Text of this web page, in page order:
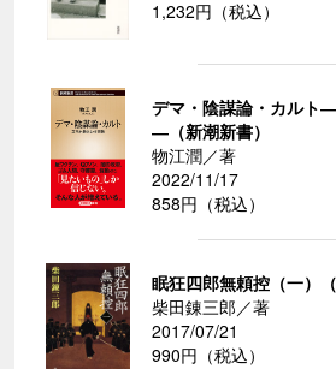
1,232円（税込）
デマ・陰謀論・カルト
―（新潮新書）
物江潤／著
2022/11/17
858円（税込）
眠狂四郎無頼控（一）
柴田錬三郎／著
2017/07/21
990円（税込）